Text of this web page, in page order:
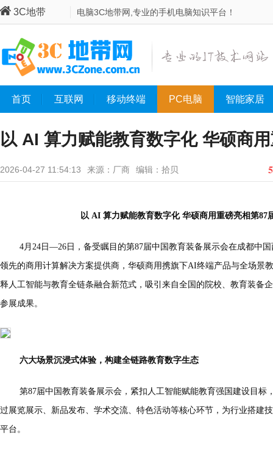
3C地带 电脑3C地带网,专业的手机电脑知识平台！
首页 互联网 移动终端 PC电脑 智能家居
以 AI 算力赋能教育数字化 华硕商
国教育装备展示会
2026-04-27 11:54:13 来源：厂商 编辑：拾贝
以 AI 算力赋能教育数字化 华硕商用重磅亮相第87
4月24日—26日，备受瞩目的第87届中国教育装备展示会在成都中
领先的商用计算解决方案提供商，华硕商用携旗下AI终端产品与全场景
释人工智能与教育全链条融合新范式，吸引来自全国的院校、教育装备
参展成果。
六大场景沉浸式体验，构建全链路教育数字生态
第87届中国教育装备展示会，紧扣人工智能赋能教育强国建设目标
过展览展示、新品发布、学术交流、特色活动等核心环节，为行业搭建
平台。